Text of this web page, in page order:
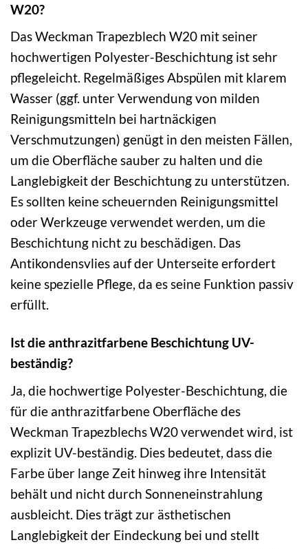
W20?
Das Weckman Trapezblech W20 mit seiner
hochwertigen Polyester-Beschichtung ist sehr
pflegeleicht. Regelmäßiges Abspülen mit klarem
Wasser (ggf. unter Verwendung von milden
Reinigungsmitteln bei hartnäckigen
Verschmutzungen) genügt in den meisten Fällen,
um die Oberfläche sauber zu halten und die
Langlebigkeit der Beschichtung zu unterstützen.
Es sollten keine scheuernden Reinigungsmittel
oder Werkzeuge verwendet werden, um die
Beschichtung nicht zu beschädigen. Das
Antikondensvlies auf der Unterseite erfordert
keine spezielle Pflege, da es seine Funktion passiv
erfüllt.
Ist die anthrazitfarbene Beschichtung UV-
beständig?
Ja, die hochwertige Polyester-Beschichtung, die
für die anthrazitfarbene Oberfläche des
Weckman Trapezblechs W20 verwendet wird, ist
explizit UV-beständig. Dies bedeutet, dass die
Farbe über lange Zeit hinweg ihre Intensität
behält und nicht durch Sonneneinstrahlung
ausbleicht. Dies trägt zur ästhetischen
Langlebigkeit der Eindeckung bei und stellt